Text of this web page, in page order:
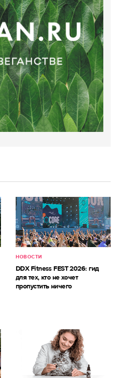
НОВОСТИ
DDX Fitness FEST 2026: гид
для тех, кто не хочет
пропустить ничего